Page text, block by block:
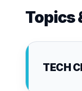
Topics
TECH